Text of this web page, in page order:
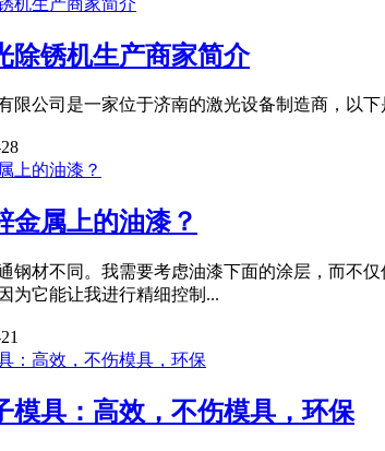
除锈机生产商家简介
限公司是一家位于济南的激光设备制造商，以
金属上的油漆？
钢材不同。我需要考虑油漆下面的涂层，而不
为它能让我进行精细控制...
模具：高效，不伤模具，环保